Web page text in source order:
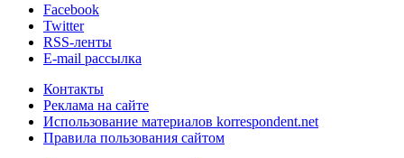
Facebook
Twitter
RSS-ленты
E-mail рассылка
Контакты
Реклама на сайте
Использование материалов korrespondent.net
Правила пользования сайтом